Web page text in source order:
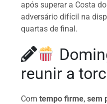
após superar a Costa
adversário difícil na
quartas de final.
reunir a
Comtempo firme,sem